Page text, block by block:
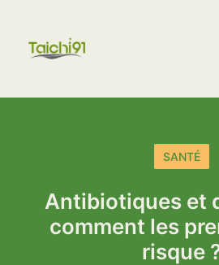
contenu
SANTÉ
Antibiotiques et
comment les
risque